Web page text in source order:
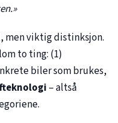
men viktig distinksjon.
to ting: (1)
biler som brukes,
– altså